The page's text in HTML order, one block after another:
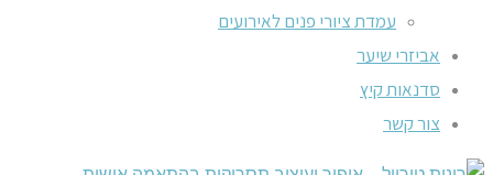
עמדת ציורי פנים לאירועים
אביזרי שיער
סדנאות קיץ
צור קשר